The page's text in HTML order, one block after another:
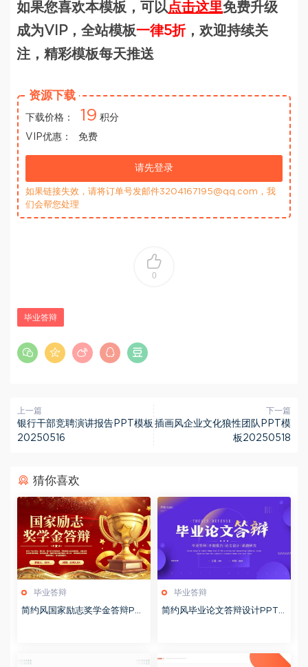
如果您喜欢本模板，可以点击这里免费升级
成为VIP，全站模板一律5折，欢迎持续关
注，精彩模板每天推送
资源下载
下载价格： 19 积分
VIP优惠：
免费
请先登录
如果链接失效，请将订单号发邮件3204167195@qq.com，我
们会帮您处理
0
毕业答辩
上一篇
银行干部竞聘演讲报告PPT模板
20250516
下一篇
插画风企业文化狼性团队PPT模
板20250518
猜你喜欢
毕业答辩
简约风国家励志奖学金答辩PP
毕业答辩
简约风毕业论文答辩设计PPT